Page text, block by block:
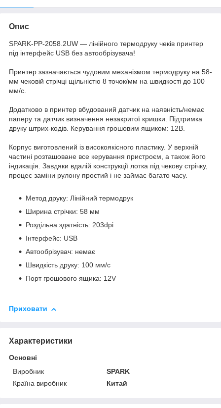
Опис
SPARK-PP-2058.2UW — лінійного термодруку чеків принтер
під інтерфейс USB без автообрізувача!
Принтер зазначається чудовим механізмом термодруку на 58-
мм чековій стрічці щільністю 8 точок/мм на швидкості до 100
мм/с.
Додатково в принтер вбудований датчик на наявність/немає
паперу та датчик визначення незакритої кришки. Підтримка
друку штрих-кодів. Керування грошовим ящиком: 12В.
Корпус виготовлений із високоякісного пластику. У верхній
частині розташоване все керування пристроєм, а також його
індикація. Завдяки вдалій конструкції лотка під чекову стрічку,
процес заміни рулону простий і не займає багато часу.
Метод друку: Лінійний термодрук
Ширина стрічки: 58 мм
Роздільна здатність: 203dpi
Інтерфейс: USB
Автообрізувач: немає
Швидкість друку: 100 мм/с
Порт грошового ящика: 12V
Приховати
Характеристики
Основні
Виробник
SPARK
Країна виробник
Китай